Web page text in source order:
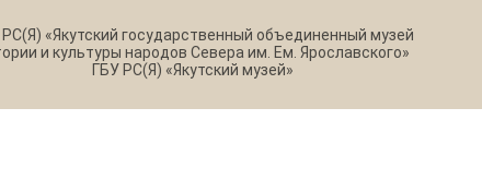
РС(Я) «Якутский государственный объединенный музей
и культуры народов Севера им. Ем. Ярославского»
ГБУ РС(Я) «Якутский музей»